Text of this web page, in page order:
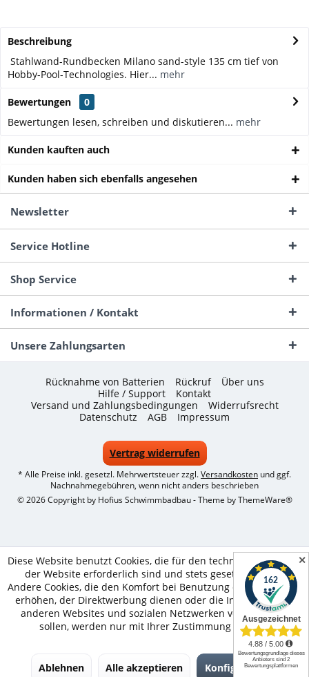
Beschreibung
Stahlwand-Rundbecken Milano sand-style 135 cm tief von
Hobby-Pool-Technologies. Hier... mehr
Bewertungen
0
Bewertungen lesen, schreiben und diskutieren... mehr
Kunden kauften auch
Kunden haben sich ebenfalls angesehen
Newsletter
Service Hotline
Shop Service
Informationen / Kontakt
Unsere Zahlungsarten
Rücknahme von Batterien Rückruf
Über uns
Hilfe / Support
Kontakt
Versand und Zahlungsbedingungen
Widerrufsrecht
Datenschutz
AGB Impressum
Vertrag widerrufen
* Alle Preise inkl. gesetzl. Mehrwertsteuer zzgl.Versandkosten und ggf.
Nachnahmegebühren, wenn nicht anders beschrieben
© 2026 Copyright by Hofius Schwimmbadbau - Theme byThemeWare®
Diese Website benutzt Cookies, die für den technischen Betrieb
der Website erforderlich sind und stets gesetzt werden.
Andere Cookies, die den Komfort bei Benutzung dieser Website
erhöhen, der Direktwerbung dienen oder die Interaktion mit
anderen Websites und sozialen Netzwerken vereinfachen
sollen, werden nur mit Ihrer Zustimmung gesetzt.
Ablehnen Alle akzeptieren Konfigurieren
✕